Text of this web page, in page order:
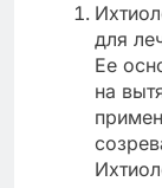
для
Ее
на